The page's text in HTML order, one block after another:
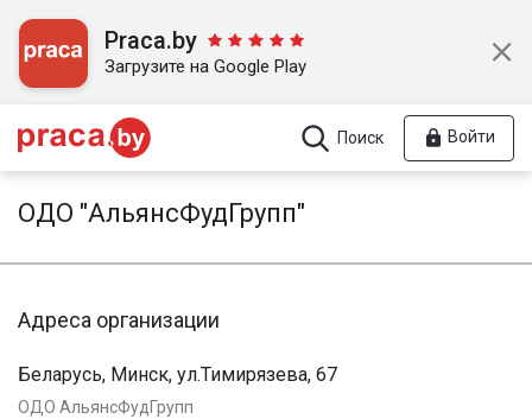
Praca.by
Загрузите на Google Play
Поиск Войти
ОДО "АльянсФудГрупп"
Адреса организации
Беларусь, Минск, ул.Тимирязева, 67
ОДО АльянсФудГрупп